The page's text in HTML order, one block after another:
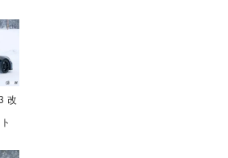
改